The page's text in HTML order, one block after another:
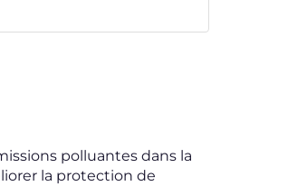
polluantes dans la
la protection de